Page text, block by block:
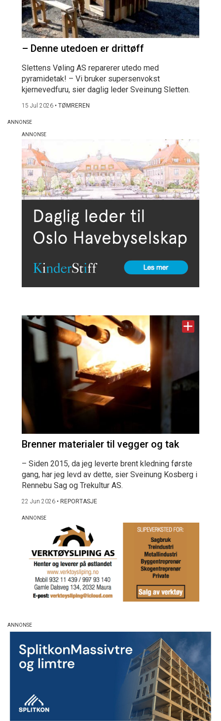
– Denne utedoen er drittøff
Slettens Vøling AS reparerer utedo med
pyramidetak! – Vi bruker supersenvokst
kjernevedfuru, sier daglig leder Sveinung Sletten.
15 Jul 2026 • TØMREREN
Brenner materialer til vegger og tak
– Siden 2015, da jeg leverte brent kledning første
gang, har jeg levd av dette, sier Sveinung Kosberg i
Rennebu Sag og Trekultur AS.
22 Jun 2026 • REPORTASJE